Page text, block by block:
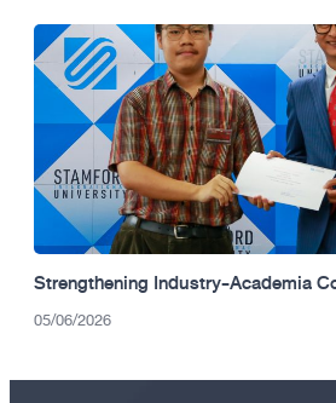
Strengthening Industry-Academia
05/06/2026